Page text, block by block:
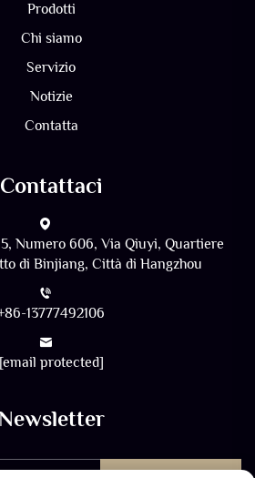
Prodotti
Chi siamo
Servizio
Notizie
Contatta
Contattaci
Numero 606, Via Qiuyi, Quartiere
di Binjiang, Città di Hangzhou
13777492106
[email protected]